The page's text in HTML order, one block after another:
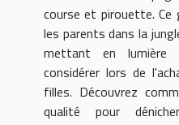
course et pirouette. Ce
les parents dans la
mettant en lumière
considérer lors de
filles. Découvrez
qualité pour